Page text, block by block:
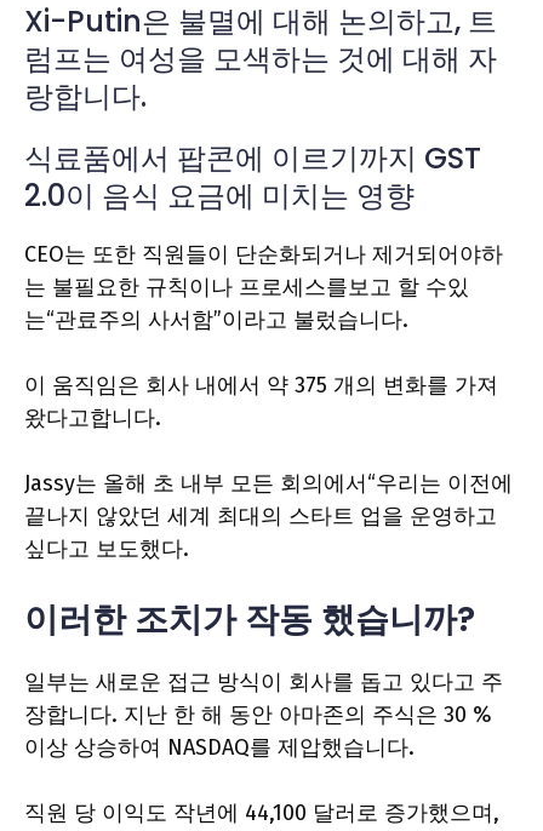
Xi-Putin은 불멸에 대해 논의하고, 트
럼프는 여성을 모색하는 것에 대해 자
랑합니다.
식료품에서 팝콘에 이르기까지 GST
2.0이 음식 요금에 미치는 영향
CEO는 또한 직원들이 단순화되거나 제거되어야하
는 불필요한 규칙이나 프로세스를보고 할 수있
는“관료주의 사서함”이라고 불렀습니다.
이 움직임은 회사 내에서 약 375 개의 변화를 가져
왔다고합니다.
Jassy는 올해 초 내부 모든 회의에서“우리는 이전에
끝나지 않았던 세계 최대의 스타트 업을 운영하고
싶다고 보도했다.
이러한 조치가 작동 했습니까?
일부는 새로운 접근 방식이 회사를 돕고 있다고 주
장합니다. 지난 한 해 동안 아마존의 주식은 30 %
이상 상승하여 NASDAQ를 제압했습니다.
직원 당 이익도 작년에 44,100 달러로 증가했으며,